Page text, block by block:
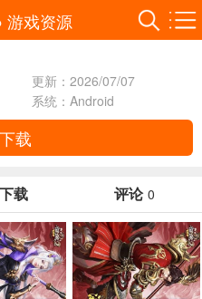
游戏资源
更新：2026/07/07
系统：Android
载
载 评论 0